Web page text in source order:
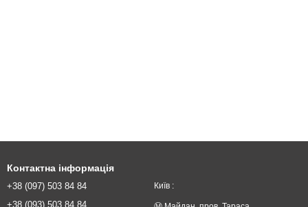
Контактна інформація
+38 (097) 503 84 84
+38 (093) 503 84 84
Київ :